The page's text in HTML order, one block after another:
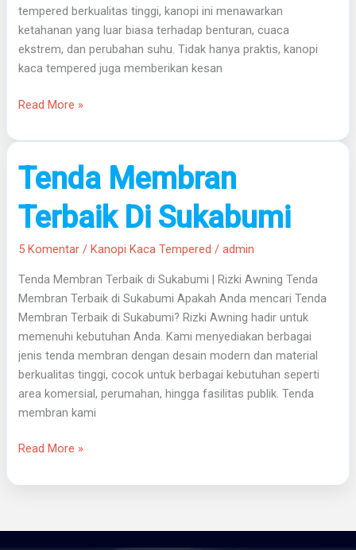
tempered berkualitas tinggi, kanopi ini menawarkan
ketahanan yang luar biasa terhadap benturan, cuaca
ekstrem, dan perubahan suhu. Tidak hanya praktis, kanopi
kaca tempered juga memberikan kesan
Read More »
Tenda Membran
Terbaik Di Sukabumi
5 Komentar /Kanopi Kaca Tempered /admin
Tenda Membran Terbaik di Sukabumi | Rizki Awning Tenda
Membran Terbaik di Sukabumi Apakah Anda mencari Tenda
Membran Terbaik di Sukabumi? Rizki Awning hadir untuk
memenuhi kebutuhan Anda. Kami menyediakan berbagai
jenis tenda membran dengan desain modern dan material
berkualitas tinggi, cocok untuk berbagai kebutuhan seperti
area komersial, perumahan, hingga fasilitas publik. Tenda
membran kami
Tenda
Membran
Terbaik
Di
Sukabumi
Read More »